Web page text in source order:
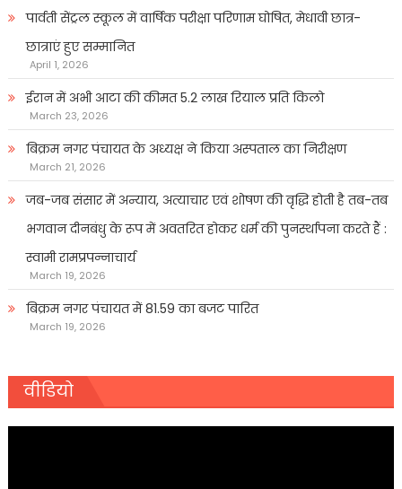
पार्वती सेंट्रल स्कूल में वार्षिक परीक्षा परिणाम घोषित, मेधावी छात्र-
छात्राएं हुए सम्मानित
April 1, 2026
ईरान में अभी आटा की कीमत 5.2 लाख रियाल प्रति किलो
March 23, 2026
बिक्रम नगर पंचायत के अध्यक्ष ने किया अस्पताल का निरीक्षण
March 21, 2026
जब-जब संसार में अन्याय, अत्याचार एवं शोषण की वृद्धि होती है तब-तब
भगवान दीनबंधु के रूप में अवतरित होकर धर्म की पुनर्स्थापना करते हैं :
स्वामी रामप्रपन्नाचार्य
March 19, 2026
बिक्रम नगर पंचायत में 81.59 का बजट पारित
March 19, 2026
वीडियो